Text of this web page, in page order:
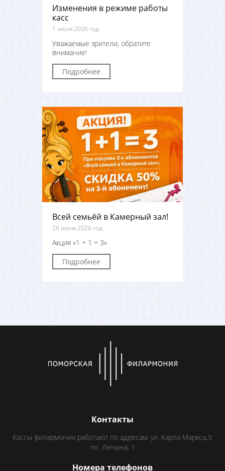
Изменения в режиме работы
касс
1 июля 2026 год
Уважаемые зрители, обратите
внимание!
Подробнее
Всей семьёй в Камерный зал!
26 июня 2026 год
Акция «1 + 1 = 3»
Подробнее
Контакты
Кассы филармонии работают по адресам: ул. Карла Маркса,3;
пл. Ленина, 1
Номера телефонов